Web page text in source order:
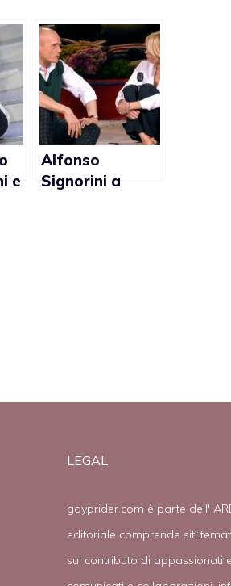
e
Alfonso
Signorini a
LEGAL
gayprider.com è parte dell'
editoriale comprende siti
sul contributo di appassionati